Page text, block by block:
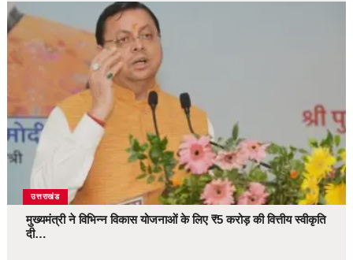
उत्तराखंड
मुख्यमंत्री ने विभिन्न विकास योजनाओं के लिए ₹5 करोड़ की वित्तीय स्वीकृति
दी…